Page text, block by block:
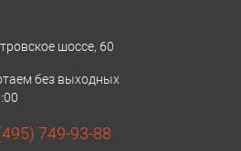
шоссе, 60
без выходных
749-93-88